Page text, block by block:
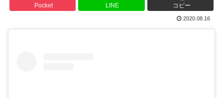
Pocket LINE コピー
2020.08.16